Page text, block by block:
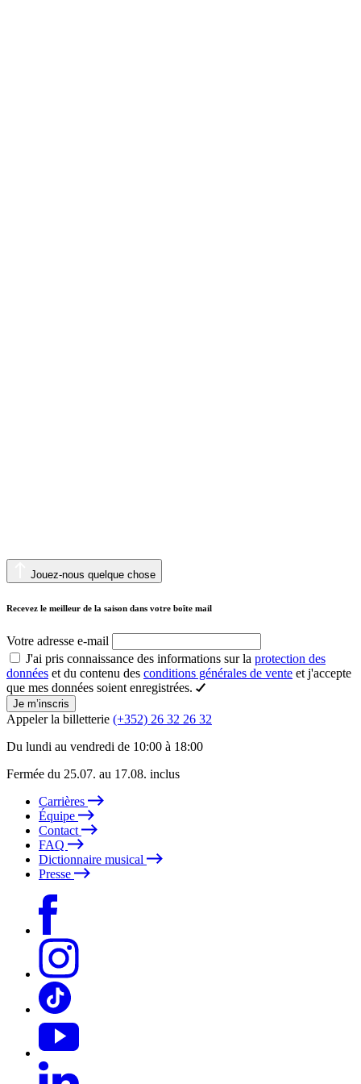
Jouez-nous quelque chose
Recevez le meilleur de la saison dans votre boîte mail
Votre adresse e-mail
J'ai pris connaissance des informations sur la protection des
données et du contenu des conditions générales de vente et j'accepte
que mes données soient enregistrées.
Je m’inscris
Appeler la billetterie (+352) 26 32 26 32
Du lundi au vendredi de 10:00 à 18:00
Fermée du 25.07. au 17.08. inclus
Carrières
Équipe
Contact
FAQ
Dictionnaire musical
Presse